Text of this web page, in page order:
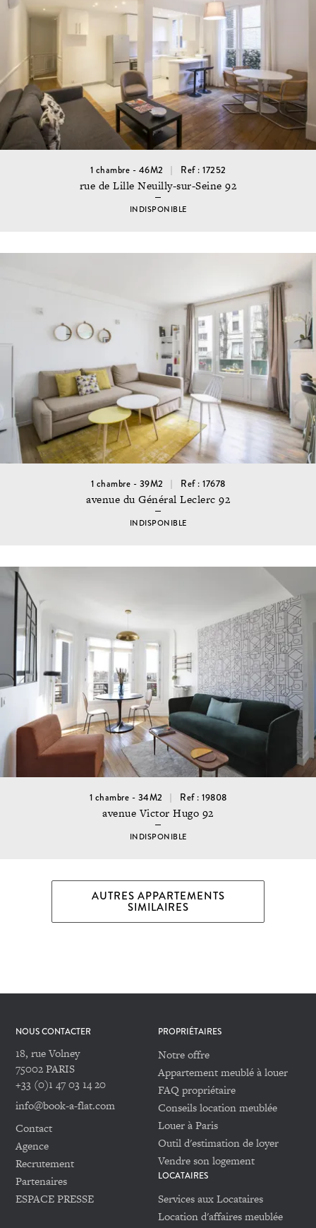
1 chambre - 46M2 Ref : 17252
rue de Lille Neuilly-sur-Seine 92
INDISPONIBLE
1 chambre - 39M2 Ref : 17678
avenue du Général Leclerc 92
INDISPONIBLE
1 chambre - 34M2 Ref : 19808
avenue Victor Hugo 92
INDISPONIBLE
AUTRES APPARTEMENTS
SIMILAIRES
NOUS CONTACTER
18, rue Volney
75002 PARIS
+33 (0)1 47 03 14 20
info@book-a-flat.com
Contact
Agence
Recrutement
Partenaires
ESPACE PRESSE
PROPRIÉTAIRES
Notre offre
Appartement meublé à louer
FAQ propriétaire
Conseils location meublée
Louer à Paris
Outil d'estimation de loyer
Vendre son logement
LOCATAIRES
Services aux Locataires
Location d'affaires meublée